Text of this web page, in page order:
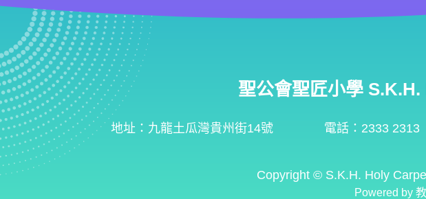
聖公會聖匠小學
地址：九龍土瓜灣貴州街14號 電話：2333 2313
Copyright © S.K.H. Holy
Powered by